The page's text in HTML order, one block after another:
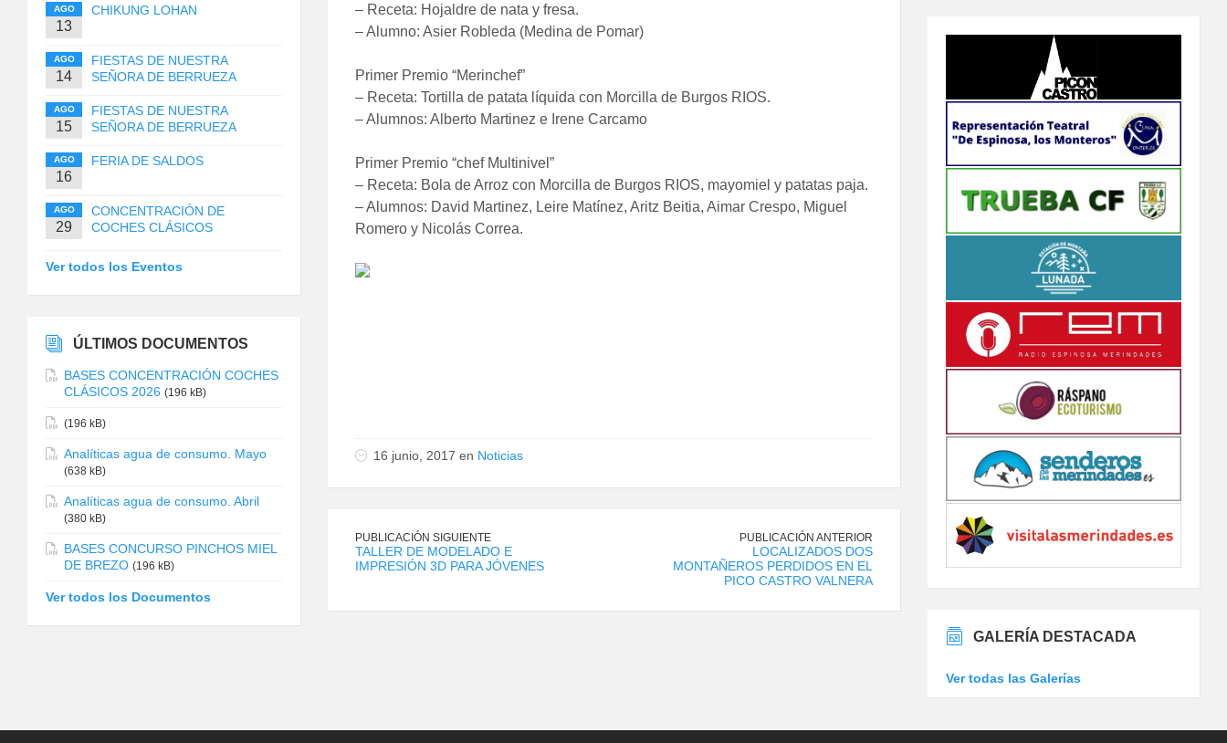
– Receta: Hojaldre de nata y fresa.
– Alumno: Asier Robleda (Medina de Pomar)
Primer Premio “Merinchef”
– Receta: Tortilla de patata líquida con Morcilla de Burgos RIOS.
– Alumnos: Alberto Martinez e Irene Carcamo
Primer Premio “chef Multinivel”
– Receta: Bola de Arroz con Morcilla de Burgos RIOS, mayomiel y patatas paja.
– Alumnos: David Martinez, Leire Matínez, Aritz Beitia, Aimar Crespo, Miguel
Romero y Nicolás Correa.
16 junio, 2017 en Noticias
PUBLICACIÓN SIGUIENTE
TALLER DE MODELADO E
IMPRESIÓN 3D PARA JÓVENES
PUBLICACIÓN ANTERIOR
LOCALIZADOS DOS
MONTAÑEROS PERDIDOS EN EL
PICO CASTRO VALNERA
AGO
13
CHIKUNG LOHAN
AGO
14
FIESTAS DE NUESTRA
SEÑORA DE BERRUEZA
AGO
15
FIESTAS DE NUESTRA
SEÑORA DE BERRUEZA
AGO
16
FERIA DE SALDOS
AGO
29
CONCENTRACIÓN DE
COCHES CLÁSICOS
Ver todos los Eventos
ÚLTIMOS DOCUMENTOS
BASES CONCENTRACIÓN COCHES
CLÁSICOS 2026 (196 kB)
(196 kB)
Analíticas agua de consumo. Mayo
(638 kB)
Analíticas agua de consumo. Abril
(380 kB)
BASES CONCURSO PINCHOS MIEL
DE BREZO (196 kB)
Ver todos los Documentos
GALERÍA DESTACADA
Ver todas las Galerías